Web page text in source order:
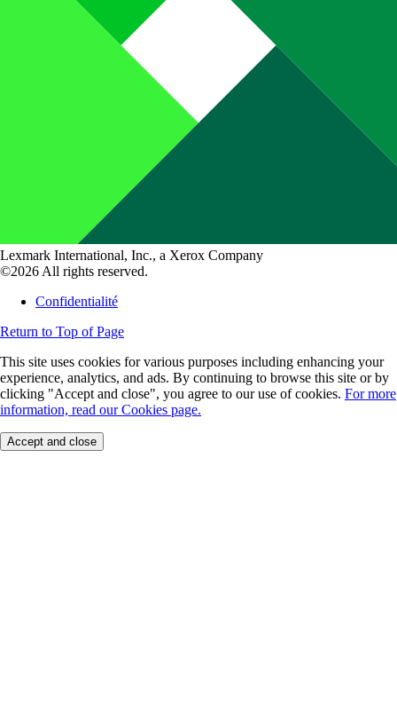
Lexmark International, Inc., a Xerox Company
©2026 All rights reserved.
Confidentialité
Return to Top of Page
This site uses cookies for various purposes including enhancing your
experience, analytics, and ads. By continuing to browse this site or by
clicking "Accept and close", you agree to our use of cookies. For more
information, read our Cookies page.
Accept and close